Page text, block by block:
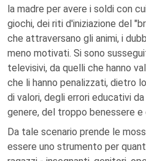
la madre per avere i soldi con
giochi, dei riti d'iniziazione del
che attraversano gli animi, i
meno motivati. Si sono
televisivi, da quelli che hanno
che li hanno penalizzati, dietro
di valori, degli errori educativi
genere, del troppo benessere e
Da tale scenario prende le
essere uno strumento per